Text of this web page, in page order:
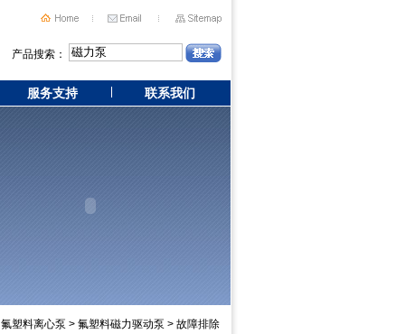
产品搜索：
服务支持 联系我们
氟塑料离心泵 > 氟塑料磁力驱动泵 > 故障排除